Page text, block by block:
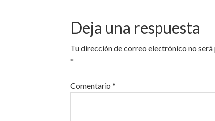
Deja una respuesta
Tu dirección de correo electrónico no será
*
Comentario *